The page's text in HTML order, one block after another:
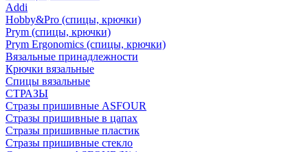
Addi
Hobby&Pro (спицы, крючки)
Prym (спицы, крючки)
Prym Ergonomics (спицы, крючки)
Вязальные принадлежности
Крючки вязальные
Спицы вязальные
СТРАЗЫ
Стразы пришивные ASFOUR
Стразы пришивные в цапах
Стразы пришивные пластик
Стразы пришивные стекло